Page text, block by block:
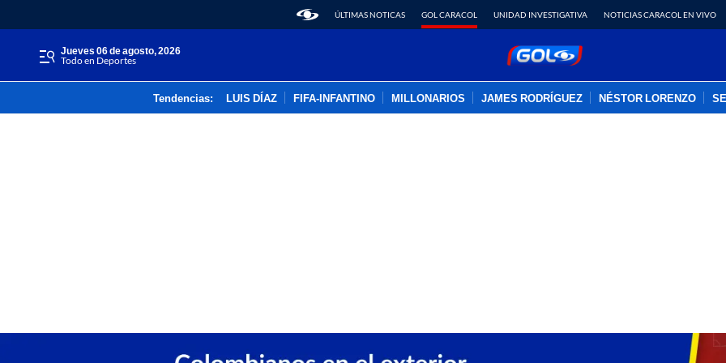
ÚLTIMAS NOTICAS GOL CARACOL UNIDAD INVESTIGATIVA NOTICIAS CARACOL EN VIVO
jueves 06 de agosto, 2026
Todo en Deportes
Tendencias: LUIS DÍAZ FIFA-INFANTINO MILLONARIOS JAMES RODRÍGUEZ NÉSTOR LORENZO